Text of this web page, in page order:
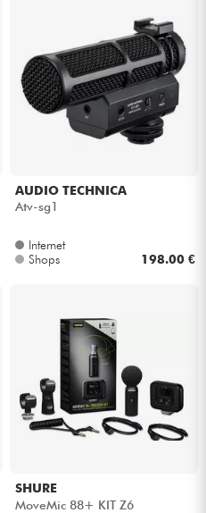
AUDIO TECHNICA
Atv-sg1
Internet
Shops
198.00 €
SHURE
MoveMic 88+ KIT Z6